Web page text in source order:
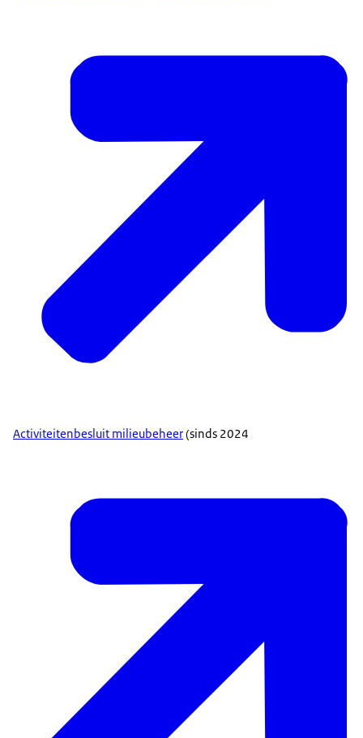
Activiteitenbesluit milieubeheer(sinds 2024